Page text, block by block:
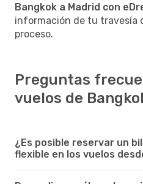
Bangkok a Madrid con
información de tu travesía
proceso.
Preguntas
vuelos de
¿Es posible reservar un
flexible en los vuelos